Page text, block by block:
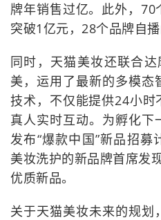
牌年销售过亿。此外，
突破1亿元，28个品牌自
同时，天猫美妆还联合达
美，运用了最新的多模态
技术，不仅能提供24小时
真人实时互动。为孵化下
发布“爆款中国”新品招
美妆洗护的新品牌首席发
优质新品。
关于天猫美妆未来的规划